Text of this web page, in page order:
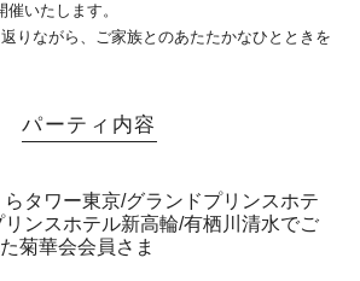
いたします。
りながら、ご家族とのあたたかなひとときを
パーティ内容
タワー東京/グランドプリンスホテ
ンスホテル新高輪/有栖川清水でご
菊華会会員さま